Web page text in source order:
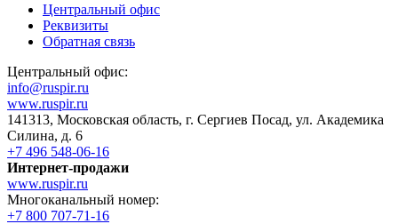
Центральный офис
Реквизиты
Обратная связь
Центральный офис:
info@ruspir.ru
www.ruspir.ru
141313, Московская область, г. Сергиев Посад, ул. Академика
Силина, д. 6
+7 496 548-06-16
Интернет-продажи
www.ruspir.ru
Многоканальный номер:
+7 800 707-71-16